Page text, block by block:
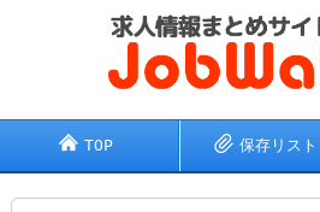
TOP 保存リスト